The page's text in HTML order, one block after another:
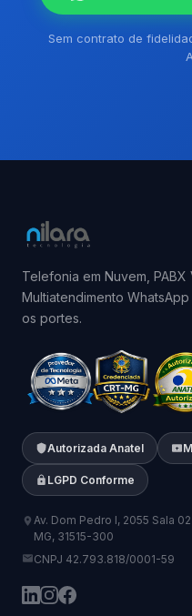
Sem contrato de
Telefonia em Nuvem,
Multiatendimento
os portes.
Autorizada Anatel
LGPD Conforme
Av. Dom Pedro I, 2055 Sala
MG, 31515-300
CNPJ 42.793.818/0001-59